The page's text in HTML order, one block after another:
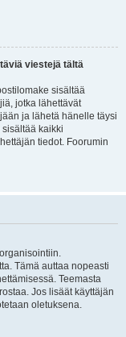
viestejä tältä
sisältää
jotka lähettävät
ja lähetä hänelle täysi
sisältää kaikki
tiedot. Foorumin
Tämä auttaa nopeasti
Teemasta
Jos lisäät käyttäjän
oletuksena.